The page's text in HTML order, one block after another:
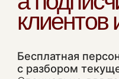
разберёт твою нишу и
01//